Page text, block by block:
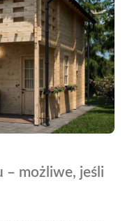
– możliwe, jeśli